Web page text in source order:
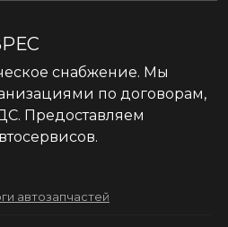
снабжение. Мы
по договорам,
Предоставляем
автозапчастей